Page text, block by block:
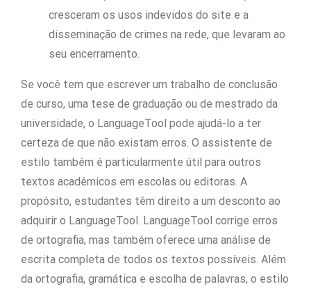
cresceram os usos indevidos do site e a
disseminação de crimes na rede, que levaram ao
seu encerramento.
Se você tem que escrever um trabalho de conclusão
de curso, uma tese de graduação ou de mestrado da
universidade, o LanguageTool pode ajudá-lo a ter
certeza de que não existam erros. O assistente de
estilo também é particularmente útil para outros
textos acadêmicos em escolas ou editoras. A
propósito, estudantes têm direito a um desconto ao
adquirir o LanguageTool. LanguageTool corrige erros
de ortografia, mas também oferece uma análise de
escrita completa de todos os textos possíveis. Além
da ortografia, gramática e escolha de palavras, o estilo